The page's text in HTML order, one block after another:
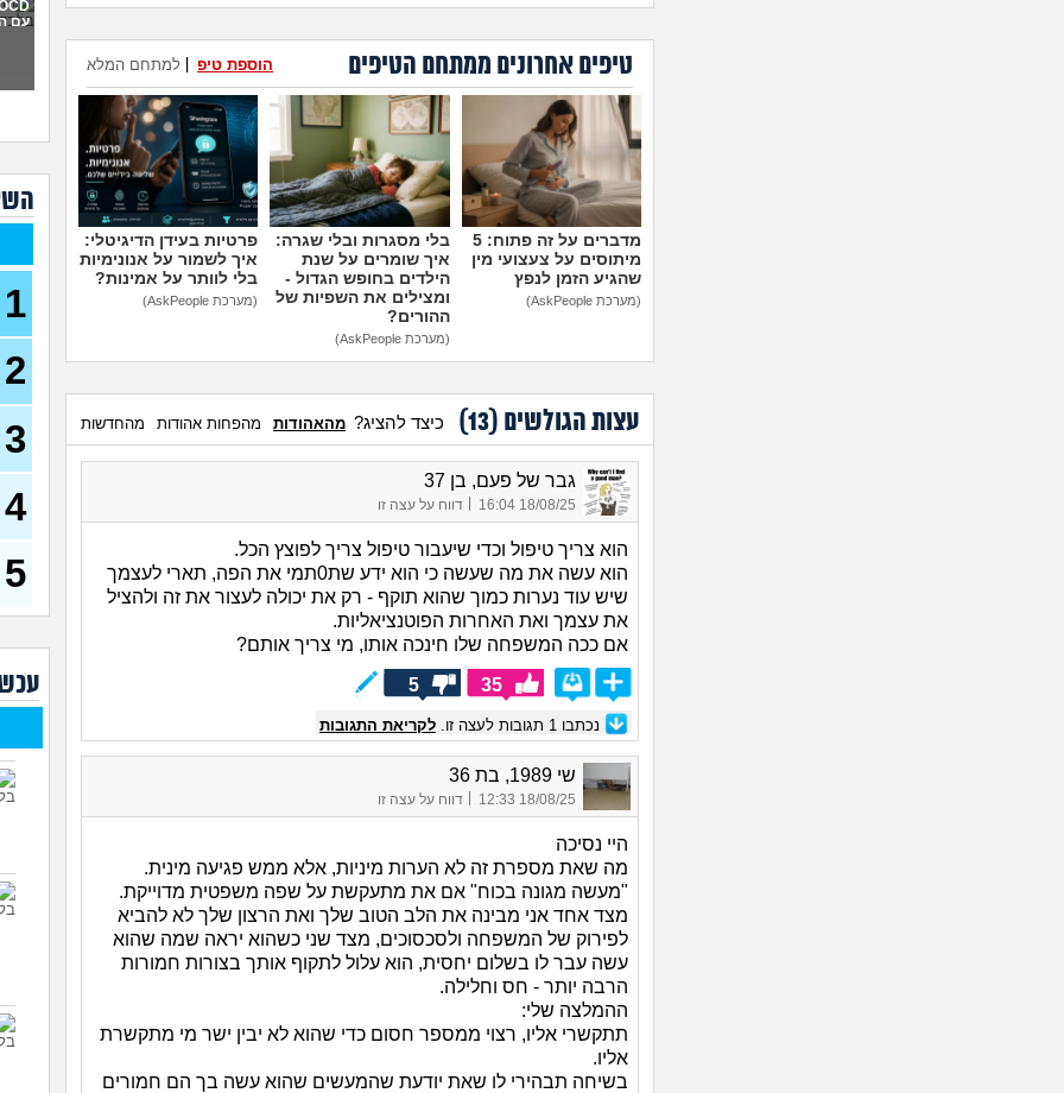
טיפים אחרונים ממתחם הטיפים למתחם המלא הוספת טיפ
מדברים על זה פתוח: 5
מיתוסים על צעצועי מין
שהגיע הזמן לנפץ
(מערכת AskPeople)
בלי מסגרות ובלי שגרה:
איך שומרים על שנת
הילדים בחופש הגדול -
ומצילים את השפיות של
ההורים?
(מערכת AskPeople)
פרטיות בעידן הדיגיטלי:
איך לשמור על אנונימיות
בלי לוותר על אמינות?
(מערכת AskPeople)
עצות הגולשים (13
) כיצד להציג? מהאהודות מהפחות אהודות מהחדשות
גבר של פעם, בן 37
18/08/25 16:04 דווח על עצה זו
הוא צריך טיפול וכדי שיעבור טיפול צריך לפוצץ הכל.
הוא עשה את מה שעשה כי הוא ידע שת0תמי את הפה, תארי לעצמך
שיש עוד נערות כמוך שהוא תוקף - רק את יכולה לעצור את זה ולהציל
את עצמך ואת האחרות הפוטנציאליות.
אם ככה המשפחה שלו חינכה אותו, מי צריך אותם?
35
5
נכתבו 1 תגובות לעצה זו. לקריאת התגובות
שי 1989, בת 36
18/08/25 12:33
| דווח על עצה זו
היי נסיכה
מה שאת מספרת זה לא הערות מיניות, אלא ממש פגיעה מינית.
"מעשה מגונה בכוח" אם את מתעקשת על שפה משפטית מדוייקת.
מצד אחד אני מבינה את הלב הטוב שלך ואת הרצון שלך לא להביא
לפירוק של המשפחה ולסכסוכים, מצד שני כשהוא יראה שמה שהוא
עשה עבר לו בשלום יחסית, הוא עלול לתקוף אותך בצורות חמורות
הרבה יותר - חס וחלילה.
ההמלצה שלי:
תתקשרי אליו, רצוי ממספר חסום כדי שהוא לא יבין ישר מי מתקשרת
אליו.
בשיחה תבהירי לו שאת יודעת שהמעשים שהוא עשה בך הם חמורים
מה
בת 23)
30)
עם
עם
1
2
3
4
5